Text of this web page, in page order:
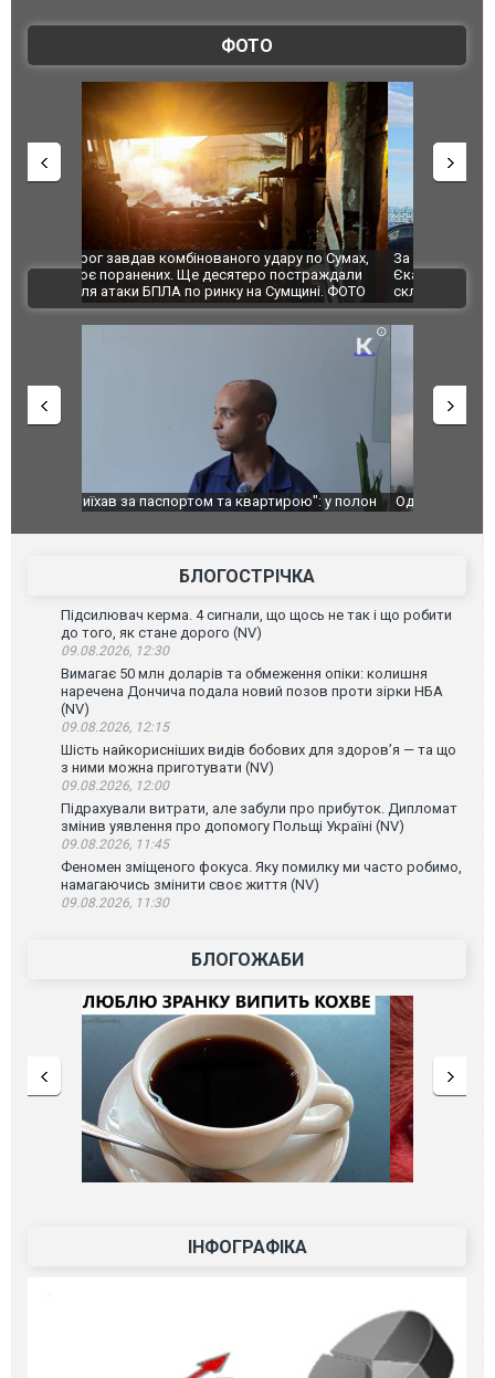
ФОТО
За 2000 кілометрів від кордону з Україною: в
Єкатеринбурзі після атаки дронів загорівся
склад Wildberries. ФОТО. ВІДЕО
"Мої
ВІДЕО
Одесу накрила потужна злива з градом та
ураганним вітром
Вже
БЛОГОСТРІЧКА
Підсилювач керма. 4 сигнали, що щось не так і що робити
до того, як стане дорого (NV)
09.08.2026, 12:30
Вимагає 50 млн доларів та обмеження опіки: колишня
наречена Дончича подала новий позов проти зірки НБА
(NV)
09.08.2026, 12:15
Шість найкорисніших видів бобових для здоров’я — та що
з ними можна приготувати (NV)
09.08.2026, 12:00
Підрахували витрати, але забули про прибуток. Дипломат
змінив уявлення про допомогу Польщі Україні (NV)
09.08.2026, 11:45
Феномен зміщеного фокуса. Яку помилку ми часто робимо,
намагаючись змінити своє життя (NV)
09.08.2026, 11:30
БЛОГОЖАБИ
ІНФОГРАФІКА